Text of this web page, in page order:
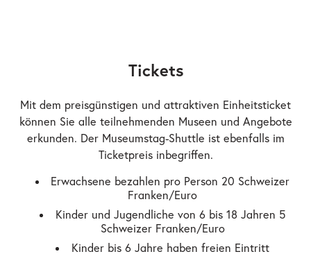
Tickets
Mit dem preisgünstigen und attraktiven Einheitsticket
können Sie alle teilnehmenden Museen und Angebote
erkunden. Der Museumstag-Shuttle ist ebenfalls im
Ticketpreis inbegriffen.
Erwachsene bezahlen pro Person 20 Schweizer
Franken/Euro
Kinder und Jugendliche von 6 bis 18 Jahren 5
Schweizer Franken/Euro
Kinder bis 6 Jahre haben freien Eintritt